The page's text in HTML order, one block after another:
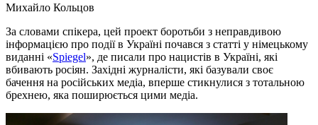
Михайло Кольцов
За словами спікера, цей проект боротьби з неправдивою
інформацією про події в Україні почався з статті у німецькому
виданні «Spiegel», де писали про нацистів в Україні, які
вбивають росіян. Західні журналісти, які базували своє
бачення на російських медіа, вперше стикнулися з тотальною
брехнею, яка поширюється цими медіа.